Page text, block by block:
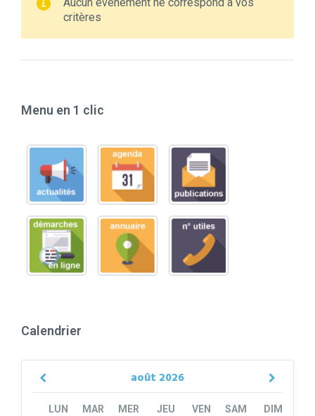
Aucun événement ne correspond à vos
critères
Menu en 1 clic
Calendrier
août 2026
Previous
LUN MAR MER JEU VEN SAM DIM